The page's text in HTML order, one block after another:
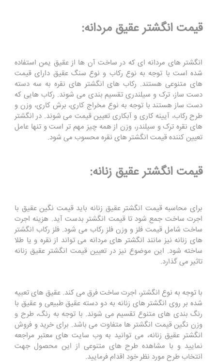
قیمت انگشتر عقیق مردانه:
انگشتر های مردانه ای که در ساخت آن ها از عقیق یمن استفاده
شده است با توجه به نوع رکاب و نوع سنگ عقیق دارای قیمت
های متنوعی هستند. رکاب های انگشتر های نقره به سه دسته
دست ساز، ترک و سیلندری تقسیم بندی می شوند. رکاب هایی که
دست ساز هستند با توجه به نوع مخراج کاری، برش کاری، وزن و
طرح رکاب، آیینه کاری و آبکاری تعیین قیمت می شوند. در انگشتر
های نقره ترک و سیلندر، وزن از همه چیز مهم تر است و تنها عامل
تعیین کننده قیمت انگشتر های نقره محسوب می شود.
قیمت انگشتر عقیق زنانه:
برای محاسبه قیمت انگشتر عقیق زنانه باید قیمت نگین عقیق با
اجرت ساخت جمع شود تا قیمت انگشتر بدست آید. هزینه اجرت
ساخت شامل قیمت فلز و وزن فلز رکاب می شود. فلز رکاب انگشتر
های زنانه نیز مانند انگشتر های مردانه می تواند از نقره و یا طلا
ساخته شود. این موضوع نیز در تعیین قیمت انگشتر عقیق زنانه
تاثیر می گذارد.
با توجه به نوع انگشتر، اجرت ساخت فرق می کند. عقیق های تعبیه
شده بر روی انگشتر های زنانه به دو دسته عقیق طبیعی و عقیق با
رنگ بندی های متنوع تقسیم می شوند. با توجه به رنگ، طرح و
وزن نگین قیمت انگشتر ها متفاوت می باشد. برای خرید و فروش
انگشتر عقیق زنانه، می توانید به وب سایت های معتبر مراجعه
نمایید و با مشاهده طرح های متنوعی از این محصول جهت
انتخاب طرح مورد نظر خود اقدام فرمایید.